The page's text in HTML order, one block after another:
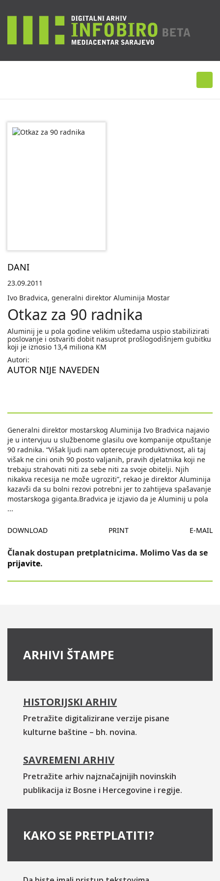
DANI
23.09.2011
Ivo Bradvica, generalni direktor Aluminija Mostar
Otkaz za 90 radnika
Aluminij je u pola godine velikim uštedama uspio stabilizirati
poslovanje i ostvariti dobit nasuprot prošlogodišnjem gubitku
koji je iznosio 13,4 miliona KM
Autori:
AUTOR NIJE NAVEDEN
Generalni direktor mostarskog Aluminija Ivo Bradvica najavio
je u intervjuu u službenome glasilu ove kompanije otpuštanje
90 radnika. “Višak ljudi nam opterecuje produktivnost, ali taj
višak ne cini onih 90 posto valjanih, pravih djelatnika koji ne
trebaju strahovati niti za sebe niti za svoje obitelji. Njih
nikakva recesija ne može ugroziti”, rekao je direktor Aluminija
kazavši da su bolni rezovi potrebni jer to zahtijeva spašavanje
mostarskoga giganta.Bradvica je izjavio da je Aluminij u pola
...
DOWNLOAD PRINT E-MAIL
Članak dostupan pretplatnicima. Molimo Vas da se
prijavite.
ARHIVI ŠTAMPE
HISTORIJSKI ARHIV
Pretražite digitalizirane verzije pisane
kulturne baštine – bh. novina.
SAVREMENI ARHIV
Pretražite arhiv najznačajnijih novinskih
publikacija iz Bosne i Hercegovine i regije.
KAKO SE PRETPLATITI?